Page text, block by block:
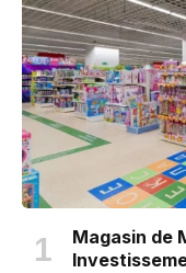
Magasin de